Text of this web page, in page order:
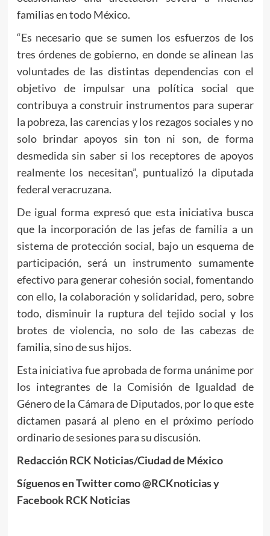
familias en todo México.
“Es necesario que se sumen los esfuerzos de los
tres órdenes de gobierno, en donde se alinean las
voluntades de las distintas dependencias con el
objetivo de impulsar una política social que
contribuya a construir instrumentos para superar
la pobreza, las carencias y los rezagos sociales y no
solo brindar apoyos sin ton ni son, de forma
desmedida sin saber si los receptores de apoyos
realmente los necesitan”, puntualizó la diputada
federal veracruzana.
De igual forma expresó que esta iniciativa busca
que la incorporación de las jefas de familia a un
sistema de protección social, bajo un esquema de
participación, será un instrumento sumamente
efectivo para generar cohesión social, fomentando
con ello, la colaboración y solidaridad, pero, sobre
todo, disminuir la ruptura del tejido social y los
brotes de violencia, no solo de las cabezas de
familia, sino de sus hijos.
Esta iniciativa fue aprobada de forma unánime por
los integrantes de la Comisión de Igualdad de
Género de la Cámara de Diputados, por lo que este
dictamen pasará al pleno en el próximo período
ordinario de sesiones para su discusión.
Redacción RCK Noticias/Ciudad de México
Síguenos en Twitter como @RCKnoticias y
Facebook RCK Noticias